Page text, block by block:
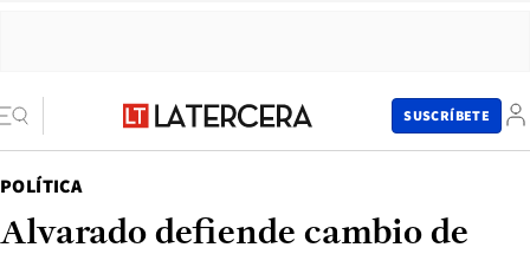
SUSCRÍBETE
POLÍTICA
Alvarado defiende cambio de